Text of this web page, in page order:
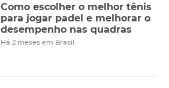
Como escolher o melhor tênis
para jogar padel e melhorar o
desempenho nas quadras
Há 2 meses em Brasil